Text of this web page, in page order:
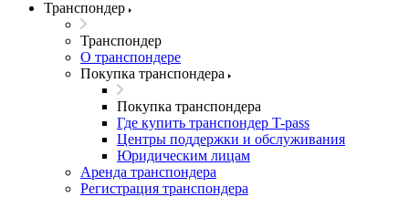
Транспондер
Транспондер
О транспондере
Покупка транспондера
Покупка транспондера
Где купить транспондер T-pass
Центры поддержки и обслуживания
Юридическим лицам
Аренда транспондера
Регистрация транспондера